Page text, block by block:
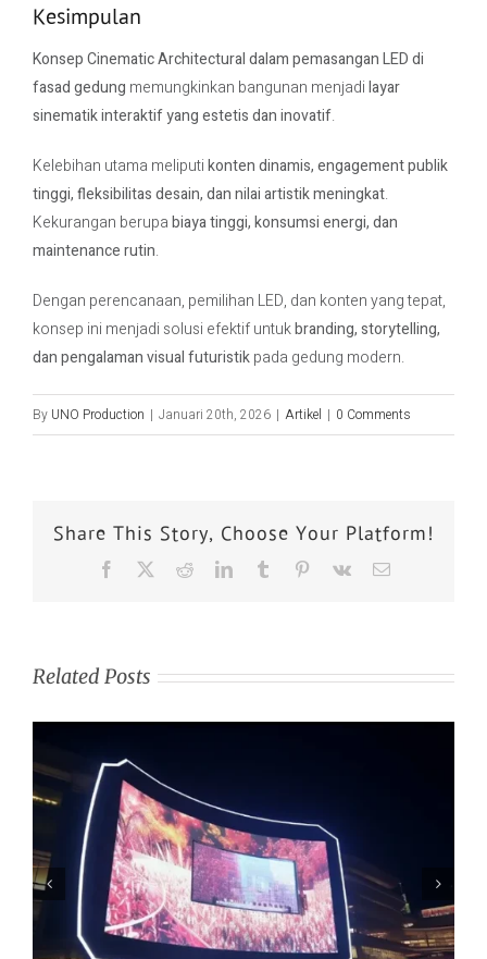
Kesimpulan
Konsep Cinematic Architectural dalam pemasangan LED di
fasad gedung memungkinkan bangunan menjadilayar
sinematik interaktif yang estetis dan inovatif.
Kelebihan utama meliputikonten dinamis, engagement publik
tinggi, fleksibilitas desain, dan nilai artistik meningkat.
Kekurangan berupabiaya tinggi, konsumsi energi, dan
maintenance rutin.
Dengan perencanaan, pemilihan LED, dan konten yang tepat,
konsep ini menjadi solusi efektif untukbranding, storytelling,
dan pengalaman visual futuristikpada gedung modern.
By UNO Production | Januari 20th, 2026 | Artikel | 0 Comments
Share This Story, Choose Your Platform!
Related Posts